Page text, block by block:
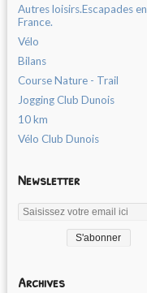
Autres loisirs.Escapades en
France.
Vélo
Bilans
Course Nature - Trail
Jogging Club Dunois
10 km
Vélo Club Dunois
Newsletter
Archives